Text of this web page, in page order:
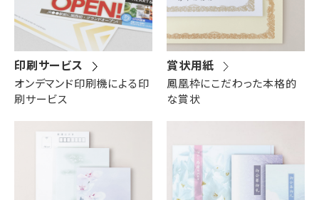
印刷サービス
オンデマンド印刷機による印
刷サービス
賞状用紙
鳳凰枠にこだわった本格的
な賞状